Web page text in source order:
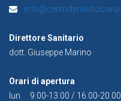
Direttore Sanitario
dott. Giuseppe Marino
Orari di apertura
lun
9.00-13.00 / 16.00-20.00